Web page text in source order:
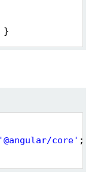
}
'@angular/core' ;